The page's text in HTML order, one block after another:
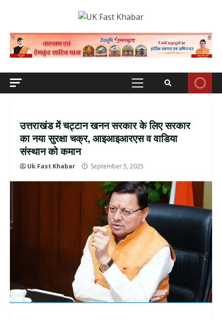
Primary
उत्तराखंड में चट्टान खनन सरकार के लिए सरकार
का नया सुरक्षा चक्र, आइआइआरएस व वाडिया
संस्थान को कमान
Uk Fast Khabar September 5, 2025